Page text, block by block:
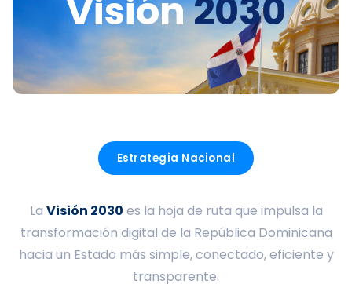
Visión2030
Estrategia Nacional
La Visión 2030 es la hoja de ruta que impulsa la
transformación digital de la República Dominicana
hacia un Estado más simple, conectado, eficiente y
transparente.